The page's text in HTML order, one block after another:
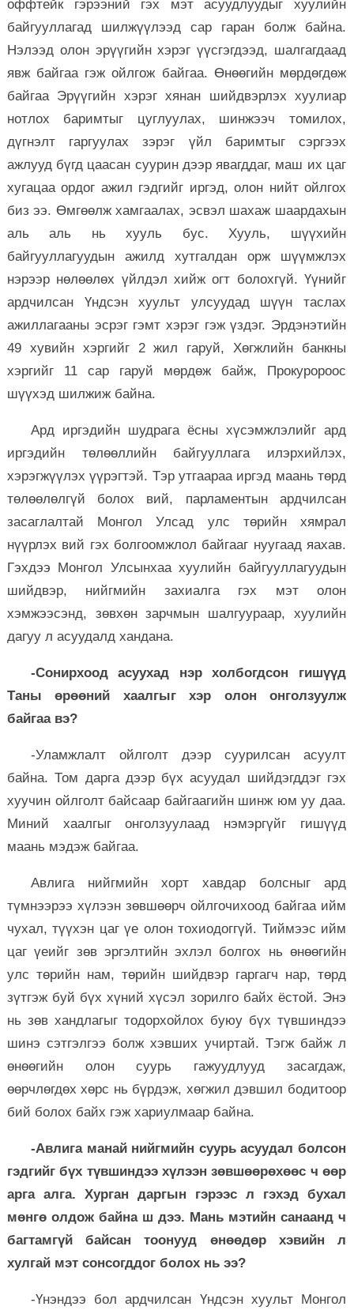
оффтейк гэрээний гэх мэт асуудлуудыг хуулийн
байгууллагад шилжүүлээд сар гаран болж байна.
Нэлээд олон эрүүгийн хэрэг үүсгэгдээд, шалгагдаад
явж байгаа гэж ойлгож байгаа. Өнөөгийн мөрдөгдөж
байгаа Эрүүгийн хэрэг хянан шийдвэрлэх хуулиар
нотлох баримтыг цуглуулах, шинжээч томилох,
дүгнэлт гаргуулах зэрэг үйл баримтыг сэргээх
ажлууд бүгд цаасан суурин дээр явагддаг, маш их цаг
хугацаа ордог ажил гэдгийг иргэд, олон нийт ойлгох
биз ээ. Өмгөөлж хамгаалах, эсвэл шахаж шаардахын
аль аль нь хууль бус. Хууль, шүүхийн
байгууллагуудын ажилд хутгалдан орж шүүмжлэх
нэрээр нөлөөлөх үйлдэл хийж огт болохгүй. Үүнийг
ардчилсан Үндсэн хуульт улсуудад шүүн таслах
ажиллагааны эсрэг гэмт хэрэг гэж үздэг. Эрдэнэтийн
49 хувийн хэргийг 2 жил гаруй, Хөгжлийн банкны
хэргийг 11 сар гаруй мөрдөж байж, Прокуророос
шүүхэд шилжиж байна.
Ард иргэдийн шудрага ёсны хүсэмжлэлийг ард
иргэдийн төлөөллийн байгууллага илэрхийлэх,
хэрэгжүүлэх үүрэгтэй. Тэр утгаараа иргэд маань төрд
төлөөлөлгүй болох вий, парламентын ардчилсан
засаглалтай Монгол Улсад улс төрийн хямрал
нүүрлэх вий гэх болгоомжлол байгааг нуугаад яахав.
Гэхдээ Монгол Улсынхаа хуулийн байгууллагуудын
шийдвэр, нийгмийн захиалга гэх мэт олон
хэмжээсэнд, зөвхөн зарчмын шалгуураар, хуулийн
дагуу л асуудалд хандана.
-Сонирхоод асуухад нэр холбогдсон гишүүд
Таны өрөөний хаалгыг хэр олон онголзуулж
байгаа вэ?
-Уламжлалт ойлголт дээр суурилсан асуулт
байна. Том дарга дээр бүх асуудал шийдэгддэг гэх
хуучин ойлголт байсаар байгаагийн шинж юм уу даа.
Миний хаалгыг онголзуулаад нэмэргүйг гишүүд
маань мэдэж байгаа.
Авлига нийгмийн хорт хавдар болсныг ард
түмнээрээ хүлээн зөвшөөрч ойлгочихоод байгаа ийм
чухал, түүхэн цаг үе олон тохиодоггүй. Тиймээс ийм
цаг үеийг зөв эргэлтийн эхлэл болгох нь өнөөгийн
улс төрийн нам, төрийн шийдвэр гаргагч нар, төрд
зүтгэж буй бүх хүний хүсэл зорилго байх ёстой. Энэ
нь зөв хандлагыг тодорхойлох буюу бүх түвшиндээ
шинэ сэтгэлгээ болж хэвших учиртай. Тэгж байж л
өнөөгийн олон суурь гажуудлууд засагдаж,
өөрчлөгдөх хөрс нь бүрдэж, хөгжил дэвшил бодитоор
бий болох байх гэж хариулмаар байна.
-Авлига манай нийгмийн суурь асуудал болсон
гэдгийг бүх түвшиндээ хүлээн зөвшөөрөхөөс ч өөр
арга алга. Хурган даргын гэрээс л гэхэд бухал
мөнгө олдож байна ш дээ. Мань мэтийн санаанд ч
багтамгүй байсан тоонууд өнөөдөр хэвийн л
хулгай мэт сонсогддог болох нь ээ?
-Үнэндээ бол ардчилсан Үндсэн хуульт Монгол